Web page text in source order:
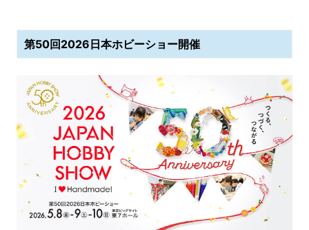
第50回2026日本ホビーショー開催